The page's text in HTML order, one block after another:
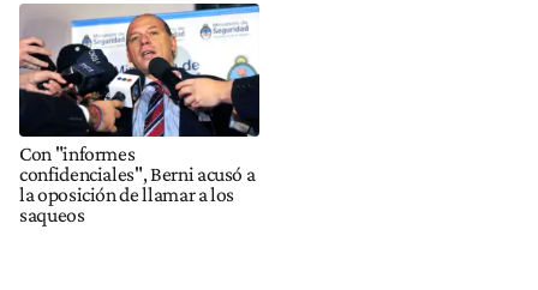
Con "informes
confidenciales", Berni acusó a
la oposición de llamar a los
saqueos